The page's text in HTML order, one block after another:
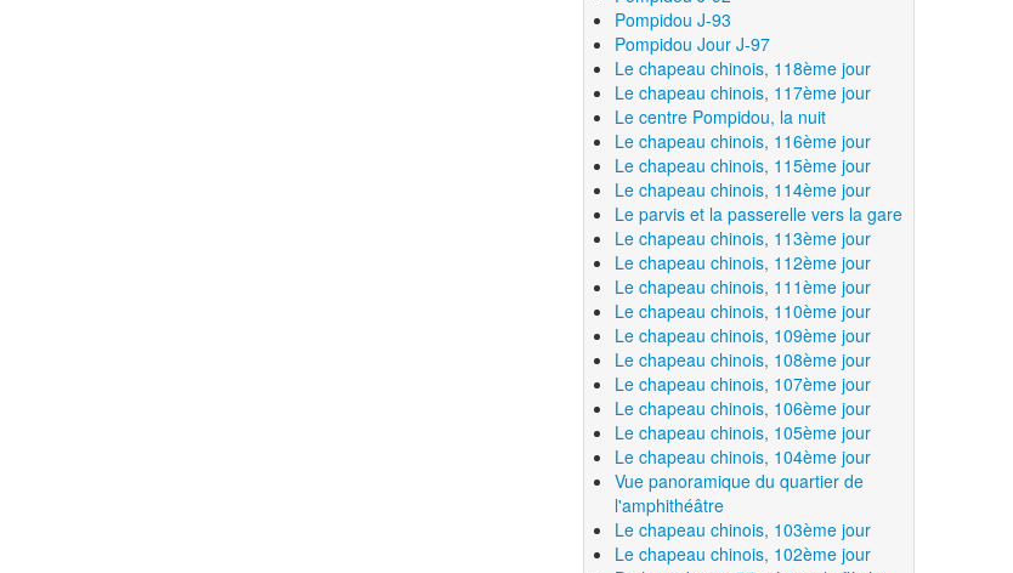
Pompidou J-93
Pompidou Jour J-97
Le chapeau chinois, 118ème jour
Le chapeau chinois, 117ème jour
Le centre Pompidou, la nuit
Le chapeau chinois, 116ème jour
Le chapeau chinois, 115ème jour
Le chapeau chinois, 114ème jour
Le parvis et la passerelle vers la gare
Le chapeau chinois, 113ème jour
Le chapeau chinois, 112ème jour
Le chapeau chinois, 111ème jour
Le chapeau chinois, 110ème jour
Le chapeau chinois, 109ème jour
Le chapeau chinois, 108ème jour
Le chapeau chinois, 107ème jour
Le chapeau chinois, 106ème jour
Le chapeau chinois, 105ème jour
Le chapeau chinois, 104ème jour
Vue panoramique du quartier de
l'amphithéâtre
Le chapeau chinois, 103ème jour
Le chapeau chinois, 102ème jour